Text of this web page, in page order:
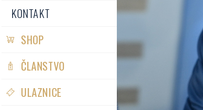
KONTAKT
SHOP
ČLANSTVO
ULAZNICE